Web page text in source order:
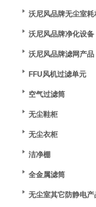
沃尼风品牌无尘室耗
沃尼风品牌净化设备
沃尼风品牌滤网产品
FFU风机过滤单元
空气过滤筒
无尘鞋柜
无尘衣柜
洁净棚
全金属滤筒
无尘室其它防静电产